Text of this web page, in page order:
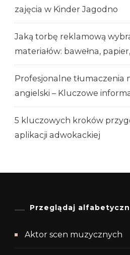
zajęcia w Kinder Jagodno
Jaką torbę reklamową
materiałów: bawełna,
Profesjonalne tłumaczenia
angielski – Kluczowe
5 kluczowych kroków
aplikacji adwokackiej
Przeglądaj
Aktor scen muzycznych